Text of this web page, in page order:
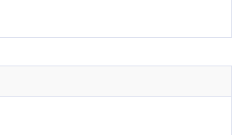
of Duty 2021 aparentemente ya fue